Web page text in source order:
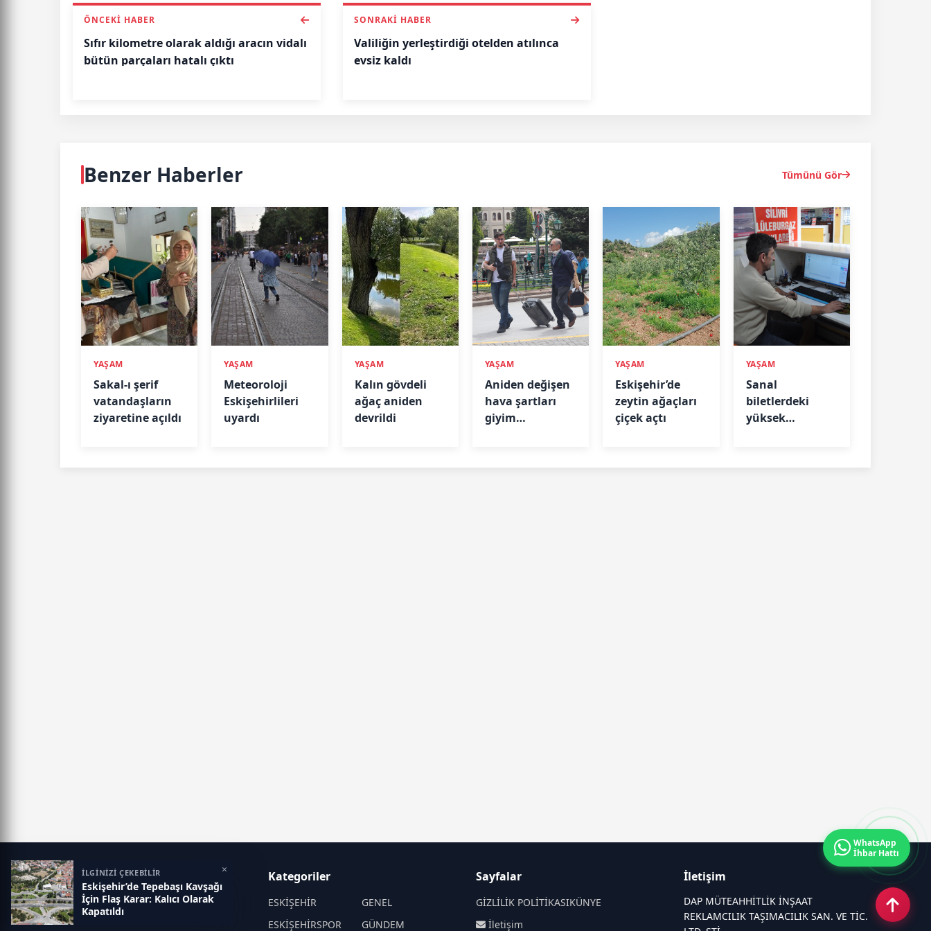
ÖNCEKI HABER
Sıfır kilometre olarak aldığı aracın vidalı
bütün parçaları hatalı çıktı
SONRAKI HABER
Valiliğin yerleştirdiği otelden atılınca
evsiz kaldı
Benzer Haberler Tümünü Gör
YAŞAM
Sakal-ı şerif
vatandaşların
ziyaretine açıldı
YAŞAM
Meteoroloji
Eskişehirlileri
uyardı
YAŞAM
Kalın gövdeli
ağaç aniden
devrildi
YAŞAM
Aniden değişen
hava şartları
giyim
YAŞAM
Eskişehir’de
zeytin ağaçları
çiçek açtı
YAŞAM
Sanal
biletlerdeki
yüksek
İLGİNİZİ ÇEKEBİLİR
Eskişehir’de Tepebaşı Kavşağı
İçin Flaş Karar: Kalıcı Olarak
Kapatıldı
×
Eskisehir İlk Haber
Objektif haberin adresi...
Kategoriler
ESKİŞEHİR
GENEL
ESKİŞEHİRSPOR
GÜNDEM
Sayfalar
GİZLİLİK POLİTİKASIKÜNYE
İletişim
İletişim
DAP MÜTEAHHİTLİK İNŞAAT
REKLAMCILIK TAŞIMACILIK SAN. VE TİC.
WhatsApp
İhbar Hattı